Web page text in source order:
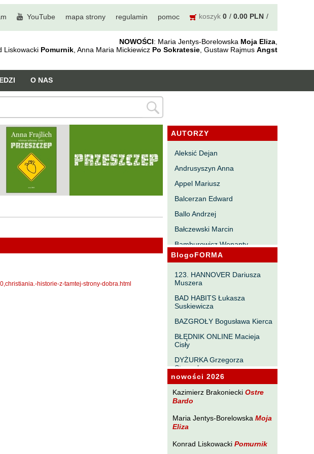
YouTube mapa strony regulamin pomoc koszyk 0 0.00 PLN
NOWOŚCI: Maria Jentys-Borelowska Moja Eliza
Liskowacki Pomurnik , Anna Maria Mickiewicz Po Sokratesie , Gustaw Rajmus Angst
O NAS
AUTORZY
Aleksić Dejan
Andrusyszyn Anna
Appel Mariusz
Balcerzan Edward
Ballo Andrzej
Bałczewski Marcin
Bamburowicz Wenanty
Bawołek Waldemar
Bereza Henryk
Bielawa Jacek
Biernacka Alina
Bieszczad Maciej
Bigoszewska Maria
Bitner Dariusz
Błahy Jarosław
Bouvier Nicolas
Chojnacki Roman
Chojnowski Zbigniew
BlogoFORMA
123. HANNOVER Dariusza
Muszera
BAD HABITS Łukasza
Suskiewicza
BAZGROŁY Bogusława Kierca
BŁĘDNIK ONLINE Macieja
Cisły
DYŻURKA Grzegorza
Strumyka
GAWĘDY PAŃSZCZYŹNIANE
Michała Tabaczyńskiego
Wróblewskiego
MAŁOMIASTECZKOWE
Wojciechowicza
nowości 2026
Kazimierz Brakoniecki Ostre
Bardo
Maria Jentys-Borelowska Moja
Eliza
Konrad Liskowacki Pomurnik
historie-z-tamtej-strony-dobra.html